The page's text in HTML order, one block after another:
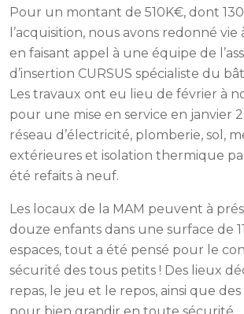
Pour un montant de 510K€, dont
l’acquisition, nous avons redonné vie
en faisant appel à une équipe de
d’insertion CURSUS spécialiste du
Les travaux ont eu lieu de février à
pour une mise en service en janvier
réseau d’électricité, plomberie, sol,
extérieures et isolation thermique
été refaits à neuf.
Les locaux de la MAM peuvent à
douze enfants dans une surface de
espaces, tout a été pensé pour le
sécurité des tous petits ! Des lieux
repas, le jeu et le repos, ainsi que
pour bien grandir en toute sécurité.